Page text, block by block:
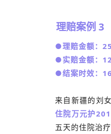
理赔案例 3
●理赔金额：
●实赔金额：
●结案时效：
来自新疆的刘
住院万元护
五天的住院治